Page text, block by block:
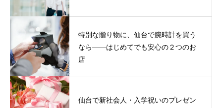
特別な贈り物に、仙台で腕時計を買う
なら——はじめてでも安心の２つのお
店
仙台で新社会人・入学祝いのプレゼン